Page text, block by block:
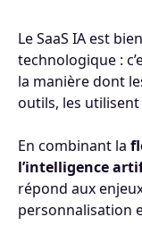
Le SaaS IA est
technologique :
la manière dont
outils, les
En combinant la
l’intelligence
répond aux
personnalisation